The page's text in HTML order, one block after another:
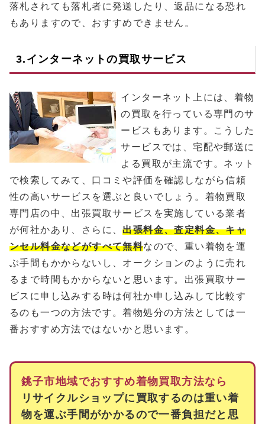
落札されても落札者に発送したり、返品になる恐れ
もありますので、おすすめできません。
3.インターネットの買取サービス
インターネット上には、着物
の買取を行っている専門のサ
ービスもあります。こうした
サービスでは、宅配や郵送に
よる買取が主流です。ネット
で検索してみて、口コミや評価を確認しながら信頼
性の高いサービスを選ぶと良いでしょう。着物買取
専門店の中、出張買取サービスを実施している業者
が何社かあり、さらに、出張料金、査定料金、キャ
ンセル料金などがすべて無料なので、重い着物を運
ぶ手間もかからないし、オークションのように売れ
るまで時間もかからないと思います。出張買取サー
ビスに申し込みする時は何社か申し込みして比較す
るのも一つの方法です。着物処分の方法としては一
番おすすめ方法ではないかと思います。
銚子市地域でおすすめ着物買取方法なら
リサイクルショップに買取するのは重い着
物を運ぶ手間がかかるので一番負担だと思